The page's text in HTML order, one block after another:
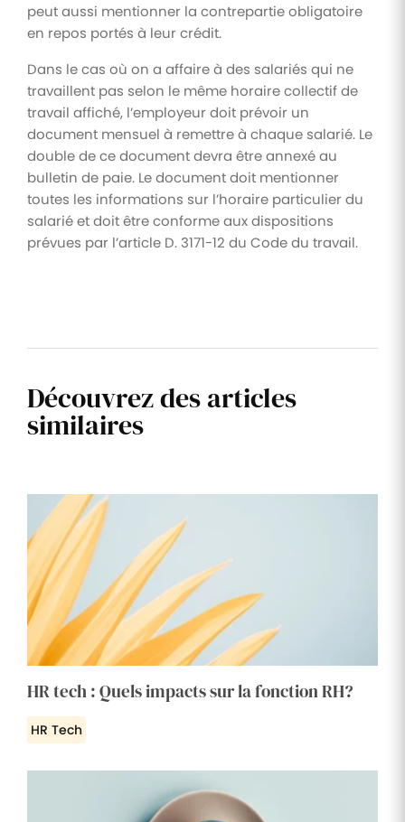
peut aussi mentionner la contrepartie obligatoire
en repos portés à leur crédit.
Dans le cas où on a affaire à des salariés qui ne
travaillent pas selon le même horaire collectif de
travail affiché, l’employeur doit prévoir un
document mensuel à remettre à chaque salarié. Le
double de ce document devra être annexé au
bulletin de paie. Le document doit mentionner
toutes les informations sur l’horaire particulier du
salarié et doit être conforme aux dispositions
prévues par l’article D. 3171-12 du Code du travail.
Découvrez des articles
similaires
HR tech : Quels impacts sur la fonction RH?
HR Tech